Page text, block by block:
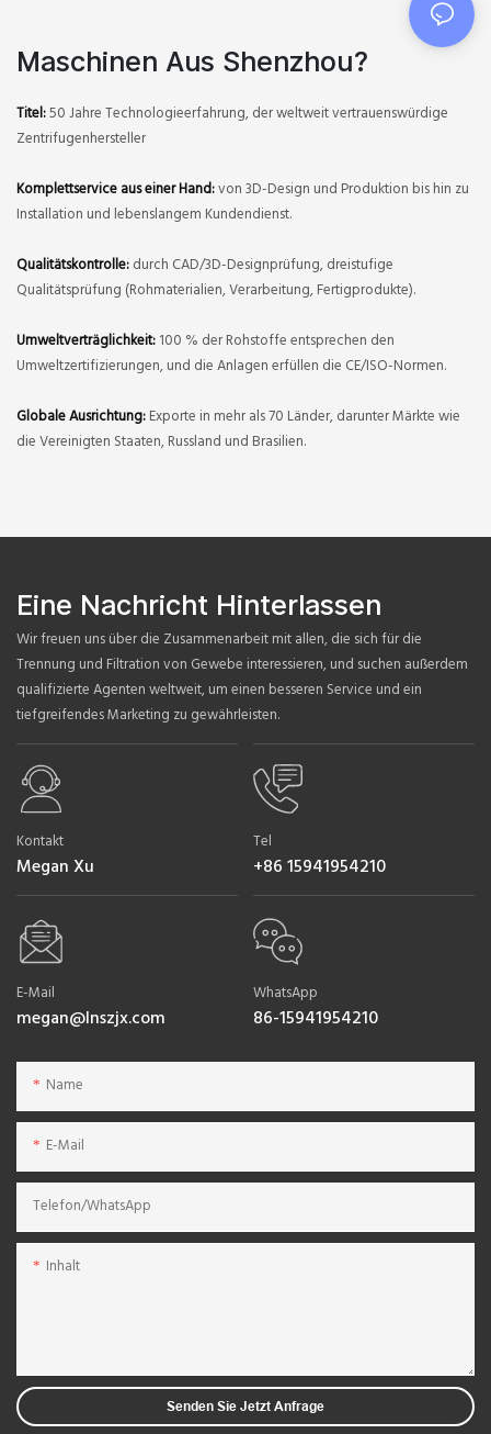
Maschinen Aus Shenzhou?
Titel:50 Jahre Technologieerfahrung, der weltweit vertrauenswürdige
Zentrifugenhersteller
Komplettservice aus einer Hand:von 3D-Design und Produktion bis hin zu
Installation und lebenslangem Kundendienst.
Qualitätskontrolle:durch CAD/3D-Designprüfung, dreistufige
Qualitätsprüfung (Rohmaterialien, Verarbeitung, Fertigprodukte).
Umweltverträglichkeit:100 % der Rohstoffe entsprechen den
Umweltzertifizierungen, und die Anlagen erfüllen die CE/ISO-Normen.
Globale Ausrichtung:Exporte in mehr als 70 Länder, darunter Märkte wie
die Vereinigten Staaten, Russland und Brasilien.
Eine Nachricht Hinterlassen
Wir freuen uns über die Zusammenarbeit mit allen, die sich für die
Trennung und Filtration von Gewebe interessieren, und suchen außerdem
qualifizierte Agenten weltweit, um einen besseren Service und ein
tiefgreifendes Marketing zu gewährleisten.
Kontakt
Megan Xu
Tel
+86 15941954210
E-Mail
megan@lnszjx.com
WhatsApp
86-15941954210
Name
E-Mail
Telefon/WhatsApp
Inhalt
Senden Sie Jetzt Anfrage